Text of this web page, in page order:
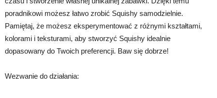
poradnikowi możesz łatwo zrobić Squishy samodzielnie.
Pamiętaj, że możesz eksperymentować z różnymi kształtami,
kolorami i teksturami, aby stworzyć Squishy idealnie
dopasowany do Twoich preferencji. Baw się dobrze!
Wezwanie do działania: